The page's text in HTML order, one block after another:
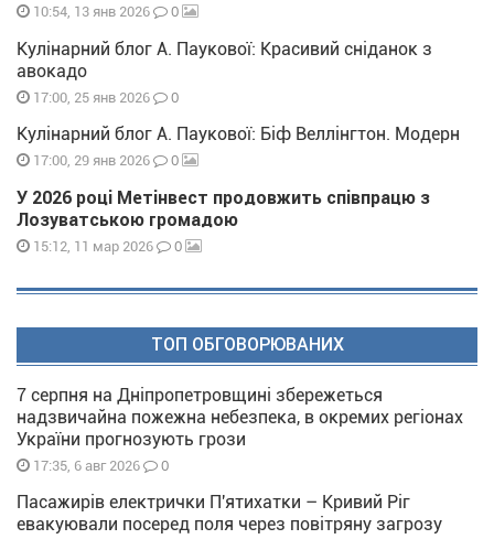
10:54, 13 янв 2026 0
Кулінарний блог А. Паукової: Красивий сніданок з
авокадо
17:00, 25 янв 2026 0
Кулінарний блог А. Паукової: Біф Веллінгтон. Модерн
17:00, 29 янв 2026 0
У 2026 році Метінвест продовжить співпрацю з
Лозуватською громадою
15:12, 11 мар 2026 0
ТОП ОБГОВОРЮВАНИХ
7 серпня на Дніпропетровщині збережеться
надзвичайна пожежна небезпека, в окремих регіонах
України прогнозують грози
17:35, 6 авг 2026 0
Пасажирів електрички П'ятихатки – Кривий Ріг
евакуювали посеред поля через повітряну загрозу